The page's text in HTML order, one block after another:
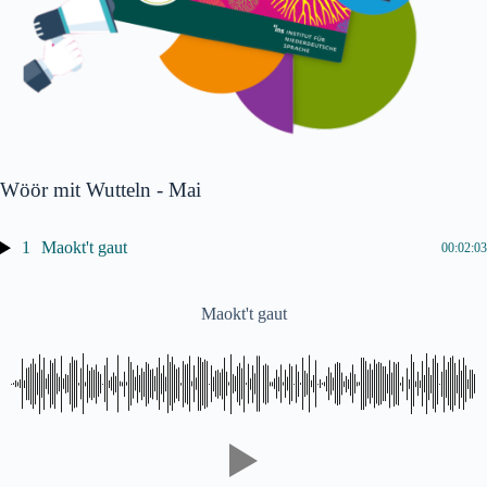
Wöör mit Wutteln - Mai
1 Maokt't gaut 00:02:03
Maokt't gaut